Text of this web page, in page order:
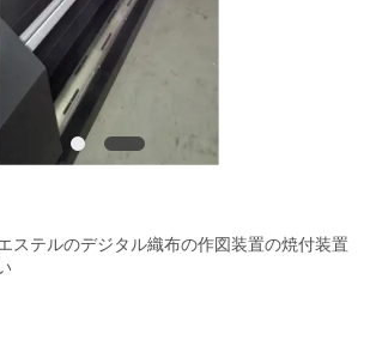
ステルのデジタル織布の作図装置の焼付装置